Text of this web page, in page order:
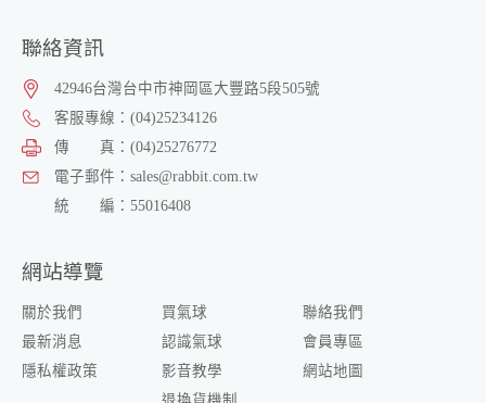
聯絡資訊
42946台灣台中市神岡區大豐路5段505號
客服專線： (04)25234126
傳 真： (04)25276772
電子郵件： sales@rabbit.com.tw
統 編： 55016408
網站導覽
關於我們
最新消息
隱私權政策
買氣球
認識氣球
影音教學
聯絡我們
會員專區
網站地圖